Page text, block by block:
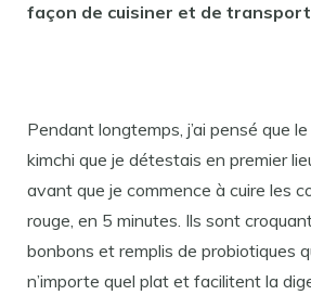
façon de cuisiner et de
Pendant longtemps, j’ai pensé que
kimchi que je détestais en premier
avant que je commence à cuire les
rouge, en 5 minutes. Ils sont
bonbons et remplis de probiotiques
n’importe quel plat et facilitent la